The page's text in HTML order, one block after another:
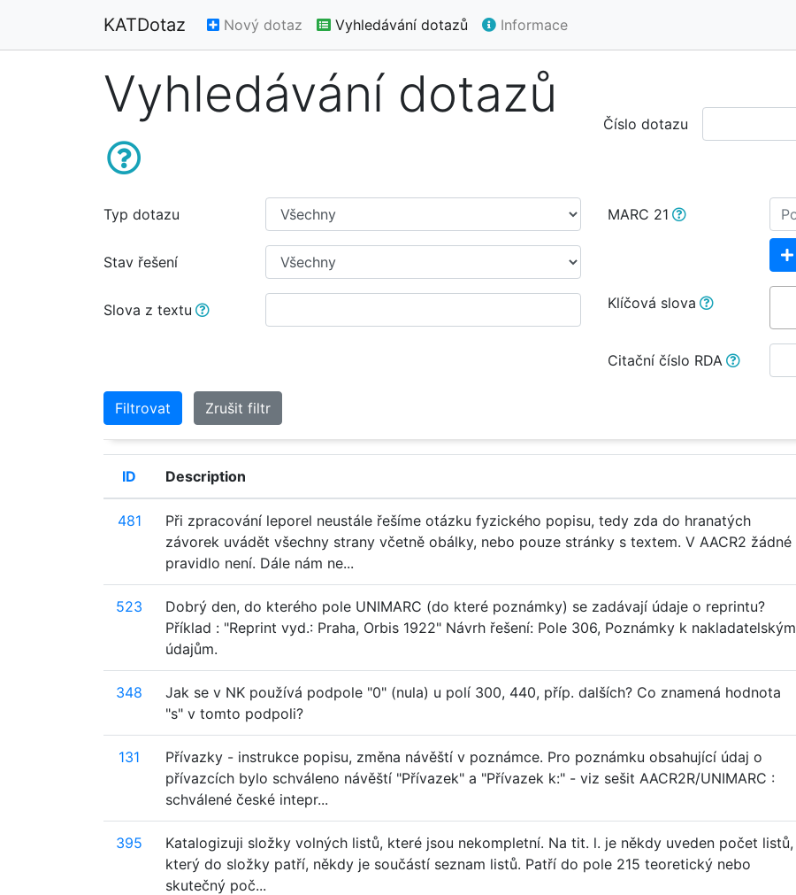
KATDotaz Nový dotaz Vyhledávání dotazů Informace
Vyhledávání dotazů Číslo dotazu
Typ dotazu
Stav řešení
Slova z textu
MARC 21
Klíčová slova
Citační číslo RDA
Filtrovat Zrušit filtr
ID Description
481
Při zpracování leporel neustále řešíme otázku fyzického popisu, tedy zda do hranatých
závorek uvádět všechny strany včetně obálky, nebo pouze stránky s textem. V AACR2 žádné
pravidlo není. Dále nám ne...
523
Dobrý den, do kterého pole UNIMARC (do které poznámky) se zadávají údaje o reprintu?
Příklad : "Reprint vyd.: Praha, Orbis 1922" Návrh řešení: Pole 306, Poznámky k nakladatelským
údajům.
348
Jak se v NK používá podpole "0" (nula) u polí 300, 440, příp. dalších? Co znamená hodnota
"s" v tomto podpoli?
131
Přívazky - instrukce popisu, změna návěští v poznámce. Pro poznámku obsahující údaj o
přívazcích bylo schváleno návěští "Přívazek" a "Přívazek k:" - viz sešit AACR2R/UNIMARC :
schválené české intepr...
395
Katalogizuji složky volných listů, které jsou nekompletní. Na tit. l. je někdy uveden počet listů,
který do složky patří, někdy je součástí seznam listů. Patří do pole 215 teoretický nebo
skutečný poč...